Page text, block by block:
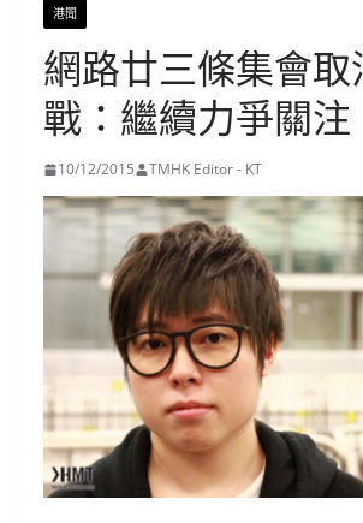
港聞
網路廿三條集會取
戰：繼續力爭關注
10/12/2015 TMHK Editor - KT